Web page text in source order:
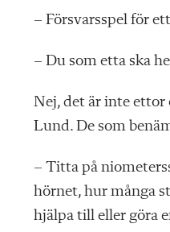
– Försvarsspel för
– Du som etta ska
Nej, det är inte ettor
Lund. De som
– Titta på
hörnet, hur många
hjälpa till eller göra